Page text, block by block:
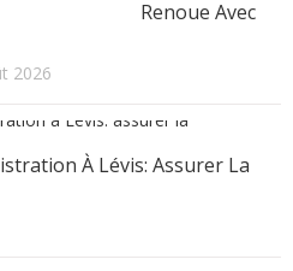
Renoue Avec
2026
À Lévis: Assurer La